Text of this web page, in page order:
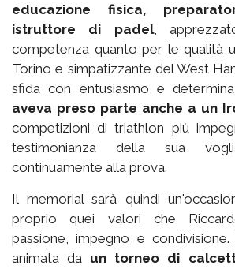
educazione fisica,
istruttore di padel,
competenza quanto per le qualità
Torino e simpatizzante del West
sfida con entusiasmo e
aveva preso parte anche a un
competizioni di triathlon più
testimonianza della sua
continuamente alla prova.
Il memorial sarà quindi
proprio quei valori che
passione, impegno e
animata da un torneo di